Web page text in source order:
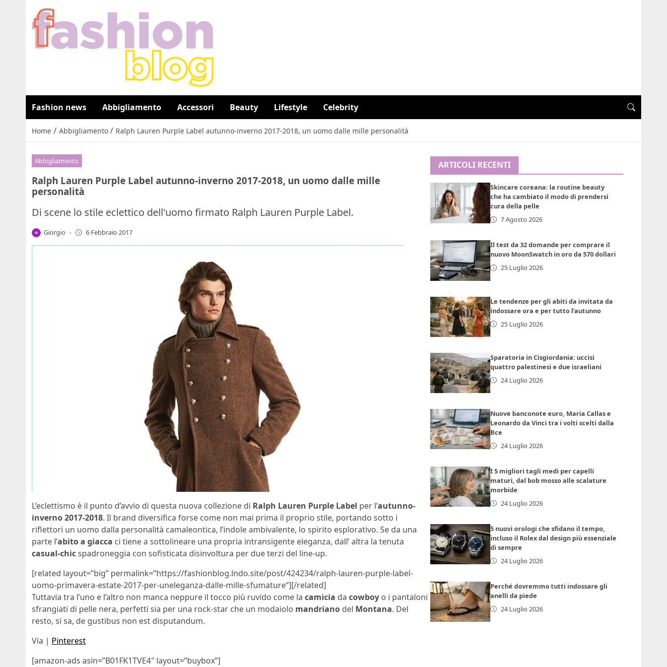
Fashion news Abbigliamento Accessori Beauty Lifestyle Celebrity
Home / Abbigliamento / Ralph Lauren Purple Label autunno-inverno 2017-2018, un uomo dalle mille personalità
Abbigliamento
Ralph Lauren Purple Label autunno-inverno 2017-2018, un uomo dalle mille
personalità
Di scene lo stile eclettico dell'uomo firmato Ralph Lauren Purple Label.
Giorgio - 6 Febbraio 2017
L’eclettismo è il punto d’avvio di questa nuova collezione di Ralph Lauren Purple Label per l’autunno-
inverno 2017-2018. Il brand diversifica forse come non mai prima il proprio stile, portando sotto i
riflettori un uomo dalla personalità camaleontica, l’indole ambivalente, lo spirito esplorativo. Se da una
parte l’abito a giacca ci tiene a sottolineare una propria intransigente eleganza, dall’ altra la tenuta
casual-chicspadroneggia con sofisticata disinvoltura per due terzi del line-up.
[related layout=”big” permalink=”https://fashionblog.lndo.site/post/424234/ralph-lauren-purple-label-
uomo-primavera-estate-2017-per-uneleganza-dalle-mille-sfumature”][/related]
Tuttavia tra l’uno e l’altro non manca neppure il tocco più ruvido come la camicia da cowboy o i pantaloni
sfrangiati di pelle nera, perfetti sia per una rock-star che un modaiolo mandriano del Montana. Del
resto, si sa, de gustibus non est disputandum.
Via | Pinterest
[amazon-ads asin=”B01FK1TVE4″ layout=”buybox”]
ARTICOLI RECENTI
Skincare coreana: la routine beauty
che ha cambiato il modo di prendersi
cura della pelle
7 Agosto 2026
Il test da 32 domande per comprare il
nuovo MoonSwatch in oro da 570 dollari
25 Luglio 2026
Le tendenze per gli abiti da invitata da
indossare ora e per tutto l’autunno
25 Luglio 2026
Sparatoria in Cisgiordania: uccisi
quattro palestinesi e due israeliani
24 Luglio 2026
Nuove banconote euro, Maria Callas e
Leonardo da Vinci tra i volti scelti dalla
Bce
24 Luglio 2026
I 5 migliori tagli medi per capelli
maturi, dal bob mosso alle scalature
morbide
24 Luglio 2026
5 nuovi orologi che sfidano il tempo,
incluso il Rolex dal design più essenziale
di sempre
24 Luglio 2026
Perché dovremmo tutti indossare gli
anelli da piede
24 Luglio 2026